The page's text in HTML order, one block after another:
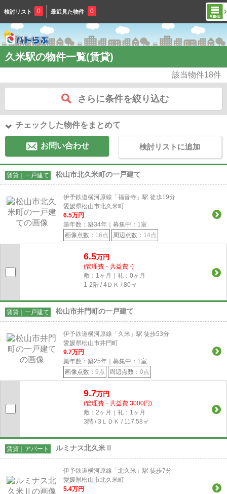
検討リスト 0 最近見た物件 0
久米駅の物件一覧(賃貸)
該当物件18件
さらに条件を絞り込む
チェックした物件をまとめて
お問い合わせ 検討リストに追加
賃貸｜一戸建て 松山市北久米町の一戸建て
伊予鉄道横河原線「福音寺」駅 徒歩19分
愛媛県松山市北久米町
6.5万円
築年数：築34年｜募集中： 1室
画像点数： 16点 周辺点数： 14点
6.5万円
(管理費・共益費 -)
敷：1ヶ月｜礼：0ヶ月
1-2階 / 4ＤＫ / 80㎡
賃貸｜一戸建て 松山市井門町の一戸建て
伊予鉄道横河原線「久米」駅 徒歩53分
愛媛県松山市井門町
9.7万円
築年数：築25年｜募集中： 1室
画像点数： 9点 周辺点数： 0点
9.7万円
(管理費・共益費 3000円)
敷：2ヶ月｜礼：1ヶ月
3階 / 3ＬＤＫ / 117.58㎡
賃貸｜アパート ルミナス北久米Ⅱ
伊予鉄道横河原線「北久米」駅 徒歩7分
愛媛県松山市北久米町
5.4万円